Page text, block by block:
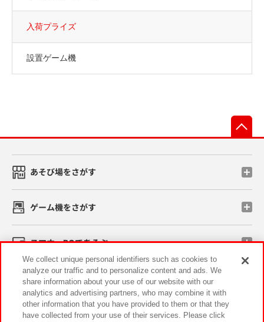
入荷プライズ
設置ゲーム機
あそび場をさがす
ゲーム機をさがす
スマホ・PCであそぶ
イベント・キャンペーン
We collect unique personal identifiers such as cookies to
analyze our traffic and to personalize content and ads. We
share information about your use of our website with our
analytics and advertising partners, who may combine it with
other information that you have provided to them or that they
have collected from your use of their services. Please click